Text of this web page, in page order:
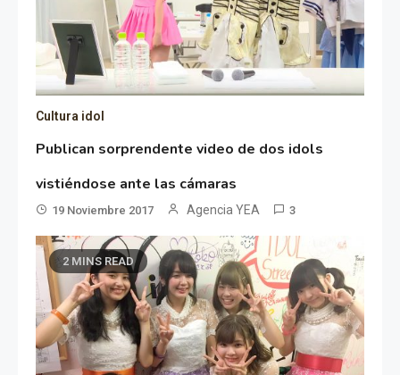
Cultura idol
Publican sorprendente video de dos idols
vistiéndose ante las cámaras
19 Noviembre 2017 Agencia YEA 3
2 MINS READ